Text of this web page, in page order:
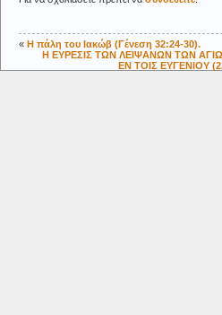
« Η πάλη του Ιακώβ (Γένεση 32:24-30).
Η ΕΥΡΕΣΙΣ ΤΩΝ ΛΕΙΨΑΝΩΝ ΤΩΝ
ΕΝ ΤΟΙΣ ΕΥΓΕΝΙΟΥ